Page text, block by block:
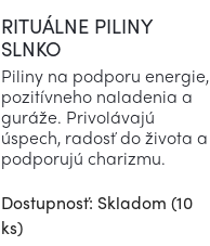
RITUÁLNE PILINY
SLNKO
Piliny na podporu energie,
pozitívneho naladenia a
guráže. Privolávajú
úspech, radosť do života a
podporujú charizmu.
Dostupnosť: Skladom (10
ks)